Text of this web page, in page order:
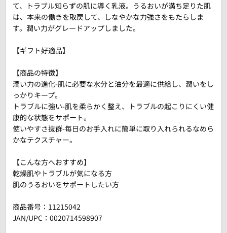
て、トラブル知らずの肌に導く乳液。うるおいが満ち足りた肌
は、本来の働きを取戻して、しなやかな力強さをもたらしま
す。潤い力がグレードアップしました。
【ギフト好適品】
【商品の特徴】
潤い力の進化-肌に必要な水分と油分を最適に供給し、潤いをし
っかりキープ。
トラブルに強い-肌を柔らかく整え、トラブルの起こりにくい健
康的な状態をサポート。
使いやすさ抜群-毎日のお手入れに簡単に取り入れられるなめら
かなテクスチャー。
【こんな方へおすすめ】
乾燥肌やトラブルが気になる方
肌のうるおいをサポートしたい方
商品番号： 11215042
JAN/UPC：0020714598907